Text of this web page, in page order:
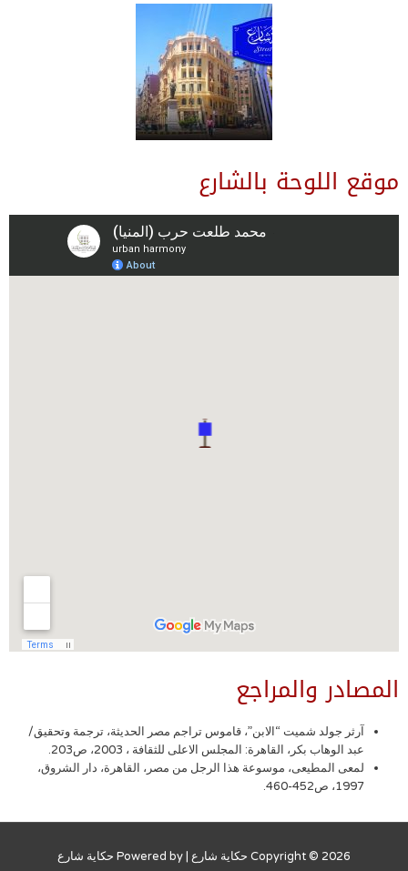
موقع اللوحة بالشارع
المصادر والمراجع
آرثر جولد شميت “الابن”، قاموس تراجم مصر الحديثة، ترجمة وتحقيق/
عبد الوهاب بكر، القاهرة: المجلس الاعلى للثقافة ، 2003، ص203.
لمعى المطيعى، موسوعة هذا الرجل من مصر، القاهرة، دار الشروق،
1997، ص452-460.
Copyright © 2026 حكاية شارع | Powered by حكاية شارع